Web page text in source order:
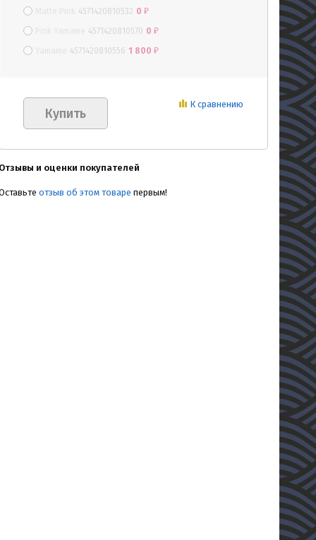
4571420810532 0 ₽
4571420810570 0 ₽
4571420810556 1 800 ₽
К сравнению
Отзывы и оценки покупателей
отзыв об этом товаре первым!